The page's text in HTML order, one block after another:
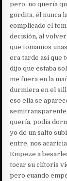
pero, no quería
gordita, él nunca
complicado el
decisión, al volver
que tomamos
era tarde así que
dijo que estaba
me fuera en la
durmiera en el
eso ella se
quería, podía
yo de un salto
entre, nos
Empeze a
tocar su clítoris
pero cuando